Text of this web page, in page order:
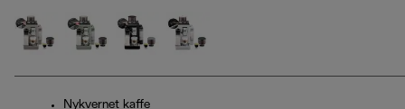
Nykvernet kaffe